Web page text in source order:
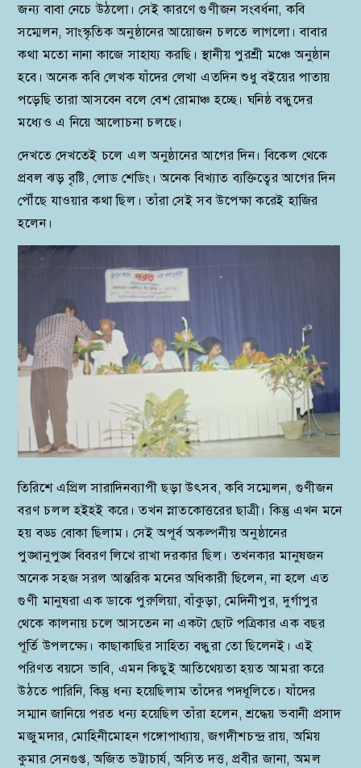
জন্য বাবা নেচে উঠলো। সেই কারণে গুণীজন সংবর্ধনা, কবি
সম্মেলন, সাংস্কৃতিক অনুষ্ঠানের আয়োজন চলতে লাগলো। বাবার
কথা মতো নানা কাজে সাহায্য করছি। স্থানীয় পুরশ্রী মঞ্চে অনুষ্ঠান
হবে। অনেক কবি লেখক যাঁদের লেখা এতদিন শুধু বইয়ের পাতায়
পড়েছি তারা আসবেন বলে বেশ রোমাঞ্চ হচ্ছে। ঘনিষ্ঠ বন্ধুদের
মধ্যেও এ নিয়ে আলোচনা চলছে।
দেখতে দেখতেই চলে এল অনুষ্ঠানের আগের দিন। বিকেল থেকে
প্রবল ঝড় বৃষ্টি, লোড শেডিং। অনেক বিখ্যাত ব্যক্তিত্বের আগের দিন
পৌঁছে যাওয়ার কথা ছিল। তাঁরা সেই সব উপেক্ষা করেই হাজির
হলেন।
তিরিশে এপ্রিল সারাদিনব্যাপী ছড়া উৎসব, কবি সম্মেলন, গুণীজন
বরণ চলল হইহই করে। তখন স্নাতকোত্তরের ছাত্রী। কিন্তু এখন মনে
হয় বড্ড বোকা ছিলাম। সেই অপূর্ব অকল্পনীয় অনুষ্ঠানের
পুঙ্খানুপুঙ্খ বিবরণ লিখে রাখা দরকার ছিল। তখনকার মানুষজন
অনেক সহজ সরল আন্তরিক মনের অধিকারী ছিলেন, না হলে এত
গুণী মানুষরা এক ডাকে পুরুলিয়া, বাঁকুড়া, মেদিনীপুর, দুর্গাপুর
থেকে কালনায় চলে আসতেন না একটা ছোট পত্রিকার এক বছর
পূর্তি উপলক্ষ্যে। কাছাকাছির সাহিত্য বন্ধুরা তো ছিলেনই। এই
পরিণত বয়সে ভাবি, এমন কিছুই আতিথেয়তা হয়ত আমরা করে
উঠতে পারিনি, কিন্তু ধন্য হয়েছিলাম তাঁদের পদধূলিতে। যাঁদের
সম্মান জানিয়ে পরত ধন্য হয়েছিল তাঁরা হলেন, শ্রদ্ধেয় ভবানী প্রসাদ
মজুমদার, মোহিনীমোহন গঙ্গোপাধ্যায়, জগদীশচন্দ্র রায়, অমিয়
কুমার সেনগুপ্ত, অজিত ভট্টাচার্য, অসিত দত্ত, প্রবীর জানা, অমল